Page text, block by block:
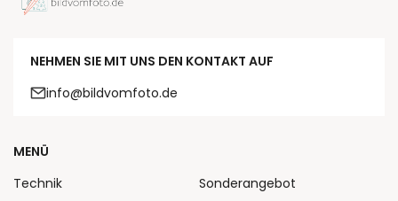
NEHMEN SIE MIT UNS DEN KONTAKT AUF
info@bildvomfoto.de
MENÜ
Technik
Sonderangebot